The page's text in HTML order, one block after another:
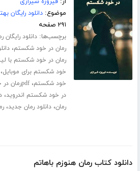
موضوع:دانلود رایگان
۲۹۱ صفحه
برچسب‌ها:دانلود
رمان در خود شکستم،
رمان در خود شکستم با
خود شکستم برای موبایل
خود شکستم،pdfرمان در خود شکستم کامل
در خود شکستم اندروید،
رمان،دانلود رمان جدید،
دانلود کتاب رمان هنوزم باهاتم